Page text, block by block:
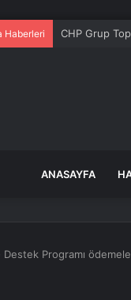
Haberleri CHP Grup
ANASAYFA
Programı